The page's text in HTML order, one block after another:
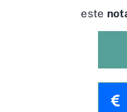
este